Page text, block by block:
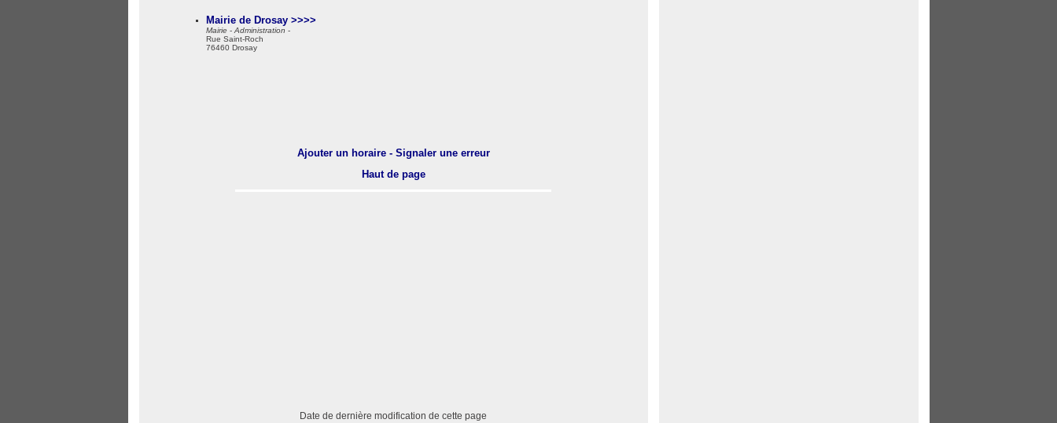
Mairie de Drosay >>>>
Mairie-Administration -
Rue Saint-Roch
76460 Drosay
Ajouter un horaire - Signaler une erreur
Haut de page
Date de dernière modification de cette page